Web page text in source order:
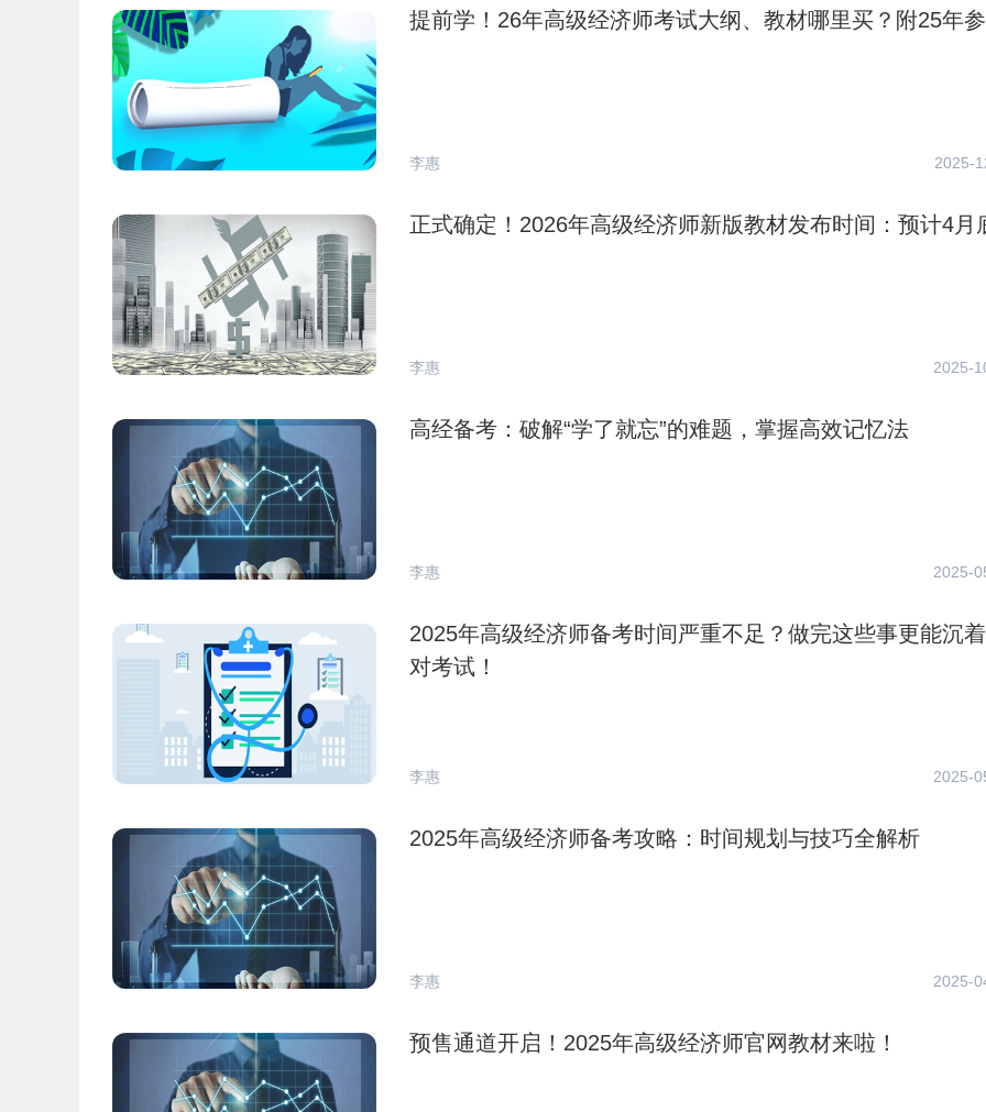
提前学！26年高级经济师考试大纲、教材哪里买？附25年
李惠 2025-
正式确定！2026年高级经济师新版教材发布时间：预计4月
李惠 2025-
高经备考：破解“学了就忘”的难题，掌握高效记忆法
李惠 2025-
2025年高级经济师备考时间严重不足？做完这些事更能沉
对考试！
李惠 2025-
2025年高级经济师备考攻略：时间规划与技巧全解析
李惠 2025-
预售通道开启！2025年高级经济师官网教材来啦！